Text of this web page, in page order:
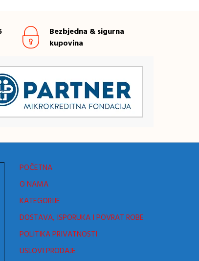
Bezbjedna & sigurna
kupovina
POČETNA
O NAMA
KATEGORIJE
DOSTAVA, ISPORUKA I POVRAT ROBE
POLITIKA PRIVATNOSTI
USLOVI PRODAJE